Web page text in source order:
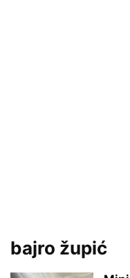
bajro župić